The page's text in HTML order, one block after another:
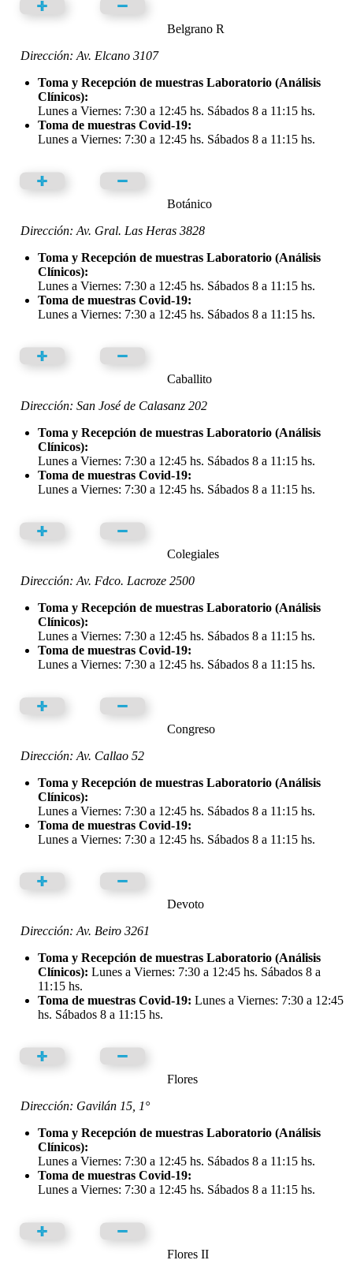
Belgrano R
Dirección: Av. Elcano 3107
Toma y Recepción de muestras Laboratorio (Análisis
Clínicos):
Lunes a Viernes: 7:30 a 12:45 hs. Sábados 8 a 11:15 hs.
Toma de muestras Covid-19:
Lunes a Viernes: 7:30 a 12:45 hs. Sábados 8 a 11:15 hs.
Botánico
Dirección: Av. Gral. Las Heras 3828
Toma y Recepción de muestras Laboratorio (Análisis
Clínicos):
Lunes a Viernes: 7:30 a 12:45 hs. Sábados 8 a 11:15 hs.
Toma de muestras Covid-19:
Lunes a Viernes: 7:30 a 12:45 hs. Sábados 8 a 11:15 hs.
Caballito
Dirección: San José de Calasanz 202
Toma y Recepción de muestras Laboratorio (Análisis
Clínicos):
Lunes a Viernes: 7:30 a 12:45 hs. Sábados 8 a 11:15 hs.
Toma de muestras Covid-19:
Lunes a Viernes: 7:30 a 12:45 hs. Sábados 8 a 11:15 hs.
Colegiales
Dirección: Av. Fdco. Lacroze 2500
Toma y Recepción de muestras Laboratorio (Análisis
Clínicos):
Lunes a Viernes: 7:30 a 12:45 hs. Sábados 8 a 11:15 hs.
Toma de muestras Covid-19:
Lunes a Viernes: 7:30 a 12:45 hs. Sábados 8 a 11:15 hs.
Congreso
Dirección: Av. Callao 52
Toma y Recepción de muestras Laboratorio (Análisis
Clínicos):
Lunes a Viernes: 7:30 a 12:45 hs. Sábados 8 a 11:15 hs.
Toma de muestras Covid-19:
Lunes a Viernes: 7:30 a 12:45 hs. Sábados 8 a 11:15 hs.
Devoto
Dirección: Av. Beiro 3261
Toma y Recepción de muestras Laboratorio (Análisis
Clínicos): Lunes a Viernes: 7:30 a 12:45 hs. Sábados 8 a
11:15 hs.
Toma de muestras Covid-19: Lunes a Viernes: 7:30 a 12:45
hs. Sábados 8 a 11:15 hs.
Flores
Dirección: Gavilán 15, 1°
Toma y Recepción de muestras Laboratorio (Análisis
Clínicos):
Lunes a Viernes: 7:30 a 12:45 hs. Sábados 8 a 11:15 hs.
Toma de muestras Covid-19:
Lunes a Viernes: 7:30 a 12:45 hs. Sábados 8 a 11:15 hs.
Flores II